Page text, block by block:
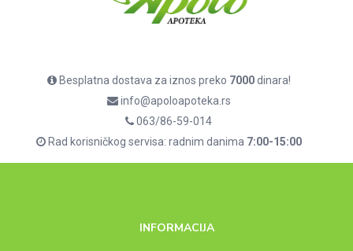
Besplatna dostava za iznos preko 7000dinara!
info@apoloapoteka.rs
063/86-59-014
Rad korisničkog servisa: radnim danima 7:00-15:00
INFORMACIJA